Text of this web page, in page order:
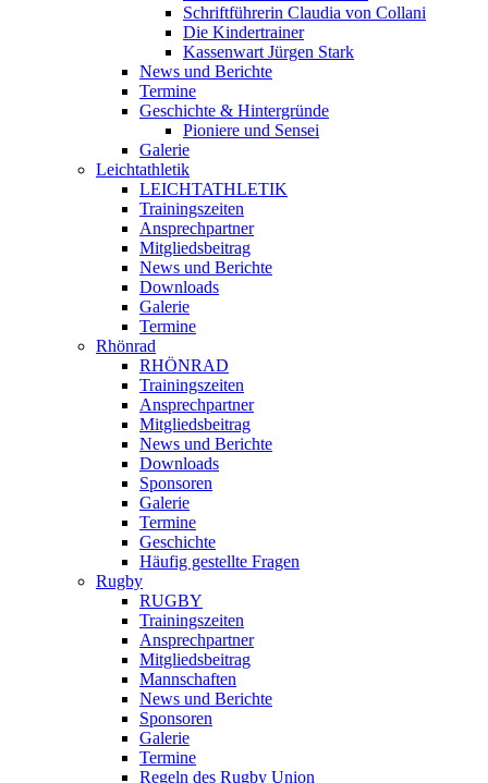
Schriftführerin Claudia von Collani
Die Kindertrainer
Kassenwart Jürgen Stark
News und Berichte
Termine
Geschichte & Hintergründe
Pioniere und Sensei
Galerie
Leichtathletik
LEICHTATHLETIK
Trainingszeiten
Ansprechpartner
Mitgliedsbeitrag
News und Berichte
Downloads
Galerie
Termine
Rhönrad
RHÖNRAD
Trainingszeiten
Ansprechpartner
Mitgliedsbeitrag
News und Berichte
Downloads
Sponsoren
Galerie
Termine
Geschichte
Häufig gestellte Fragen
Rugby
RUGBY
Trainingszeiten
Ansprechpartner
Mitgliedsbeitrag
Mannschaften
News und Berichte
Sponsoren
Galerie
Termine
Regeln des Rugby Union